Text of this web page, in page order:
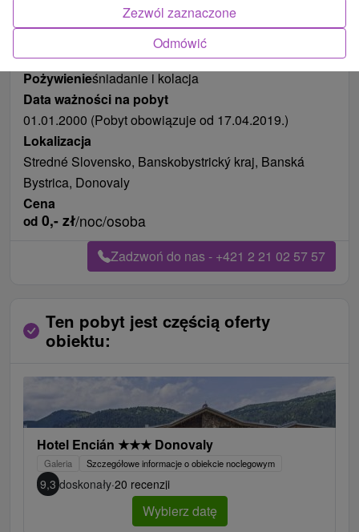
Długość pobytuod 127 noce
Pożywienieśniadanie i kolacja
Data ważności na pobyt
01.01.2000 (Pobyt obowiązuje od 17.04.2019.)
Lokalizacja
Stredné Slovensko, Banskobystrický kraj, Banská
Bystrica, Donovaly
Cena
od 0,- zł/noc/osoba
Zadzwoń do nas - +421 2 21 02 57 57
Ten pobyt jest częścią oferty
obiektu:
Hotel Encián ★★★ Donovaly
Galeria Szczegółowe informacje o obiekcie noclegowym
9,3 doskonały·20 recenzji
Wybierz datę
Odmówić
Zezwól zaznaczone